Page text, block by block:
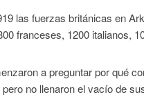
las fuerzas británicas en
franceses, 1200 italianos,
a preguntar por qué
no llenaron el vacío de